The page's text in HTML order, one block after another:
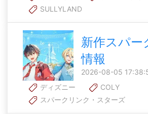
SULLYLAND
新作スパー
情報
2026-08-05
ディズニー
COLY
スパークリンク・スターズ